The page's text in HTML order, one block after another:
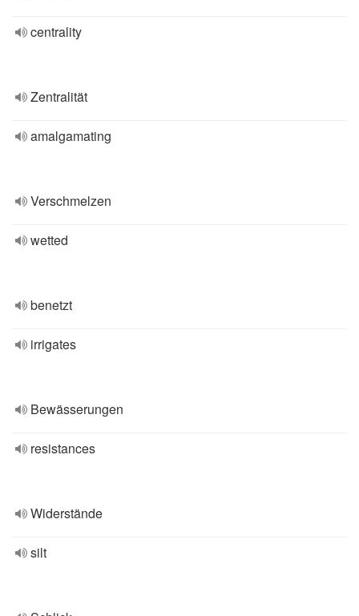
centrality
Zentralität
amalgamating
Verschmelzen
wetted
benetzt
irrigates
Bewässerungen
resistances
Widerstände
silt